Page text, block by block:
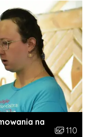
na
Liczba
110